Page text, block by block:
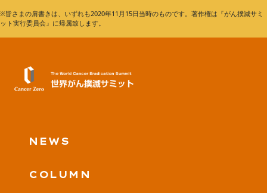
※皆さまの肩書きは、いずれも2020年11月15日当時のものです。著作権は『がん撲滅サミ
ット実行委員会』に帰属致します。
NEWS
COLUMN